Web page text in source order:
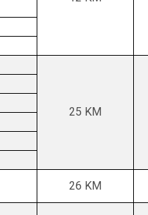
25 KM
26 KM